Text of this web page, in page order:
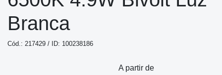
Branca
Cód.: 217429 / ID: 100238186
A partir de